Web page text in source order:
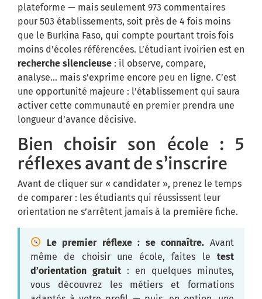
plateforme — mais seulement 973 commentaires
pour 503 établissements, soit près de 4 fois moins
que le Burkina Faso, qui compte pourtant trois fois
moins d’écoles référencées. L’étudiant ivoirien est en
recherche silencieuse : il observe, compare,
analyse… mais s’exprime encore peu en ligne. C’est
une opportunité majeure : l’établissement qui saura
activer cette communauté en premier prendra une
longueur d’avance décisive.
Bien choisir son école : 5
réflexes avant de s’inscrire
Avant de cliquer sur « candidater », prenez le temps
de comparer : les étudiants qui réussissent leur
orientation ne s’arrêtent jamais à la première fiche.
Le premier réflexe : se connaître. Avant
même de choisir une école, faites le test
d’orientation gratuit : en quelques minutes,
vous découvrez les métiers et formations